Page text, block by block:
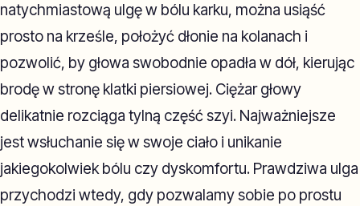
natychmiastową ulgę w bólu karku, można usiąść
prosto na krześle, położyć dłonie na kolanach i
pozwolić, by głowa swobodnie opadła w dół, kierując
brodę w stronę klatki piersiowej. Ciężar głowy
delikatnie rozciąga tylną część szyi. Najważniejsze
jest wsłuchanie się w swoje ciało i unikanie
jakiegokolwiek bólu czy dyskomfortu. Prawdziwa ulga
przychodzi wtedy, gdy pozwalamy sobie po prostu